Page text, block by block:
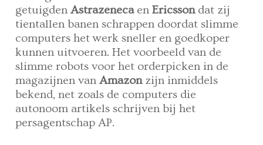
getuigdenAstrazenecaenEricsson dat zij
tientallen banen schrappen doordat slimme
computers het werk sneller en goedkoper
kunnen uitvoeren. Het voorbeeld van de
slimme robots voor het orderpicken in de
magazijnen vanAmazon zijn inmiddels
bekend, net zoals de computers die
autonoom artikels schrijven bij het
persagentschap AP.